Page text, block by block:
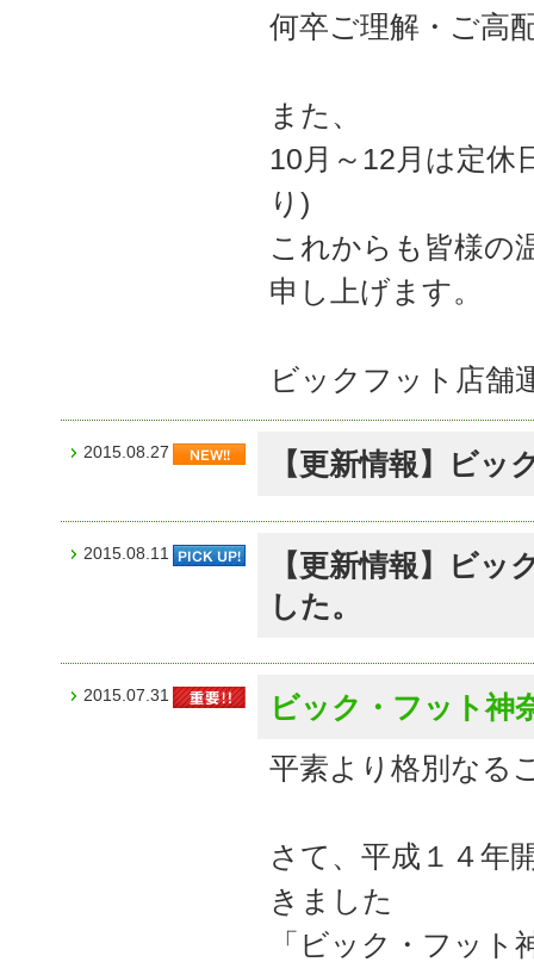
何卒ご理解・ご高
また、
10月～12月は定
り)
これからも皆様の
申し上げます。
ビックフット店舗
2015.08.27 【更新情報】ビ
2015.08.11
【更新情報】ビ
した。
2015.07.31
ビック・フット
平素より格別なる
さて、平成１４年
きました
「ビック・フット